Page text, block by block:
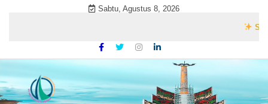
Sabtu, Agustus 8, 2026